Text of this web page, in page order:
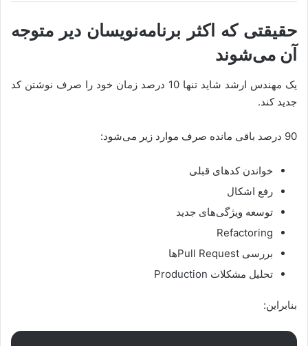
حقیقتی که اکثر برنامه‌نویسان دیر متوجه
آن می‌شوند
یک مهندس ارشد شاید تنها 10 درصد زمان خود را صرف نوشتن کد
جدید کند.
90 درصد باقی مانده صرف موارد زیر می‌شود:
خواندن کدهای قبلی
رفع اشکال
توسعه ویژگی‌های جدید
Refactoring
بررسی Pull Requestها
تحلیل مشکلات Production
بنابراین: